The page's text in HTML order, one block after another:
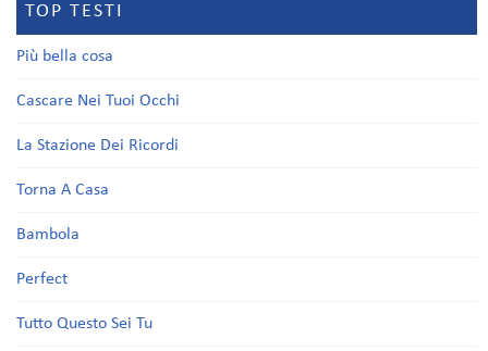
TOP TESTI
Più bella cosa
Cascare Nei Tuoi Occhi
La Stazione Dei Ricordi
Torna A Casa
Bambola
Perfect
Tutto Questo Sei Tu